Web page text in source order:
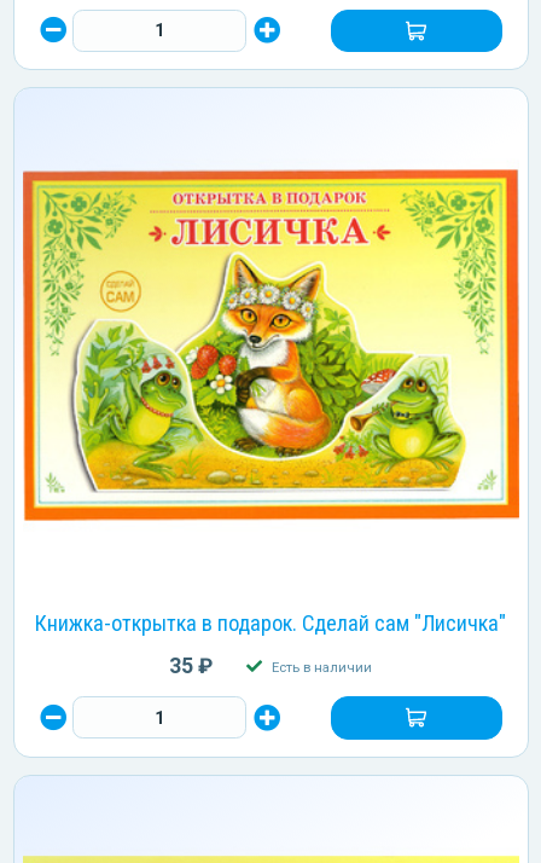
Книжка-открытка в подарок. Сделай сам "Лисичка"
35 ₽ Есть в наличии